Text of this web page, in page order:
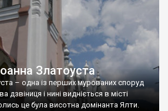
Златоуста
– одна із перших мурованих споруд
дзвіниця і нині видніється в місті
це була висотна домінанта Ялти.